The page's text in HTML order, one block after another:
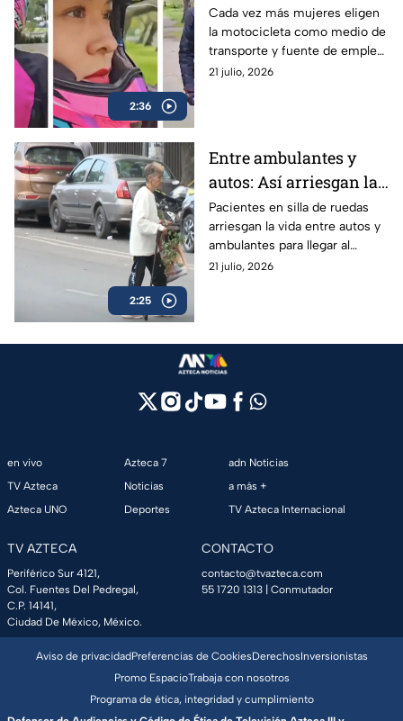
2:36
aliada de libertad,
empleo y seguridad
para las mujeres
Cada vez más mujeres eligen
la motocicleta como medio de
transporte y fuente de empleo,
encontrando libertad, ahorro y
21 julio, 2026
2:25
Entre ambulantes y
autos: Así arriesgan la
vida los pacientes con
movilidad limitada del
Hospital Juárez en
GAM
Pacientes en silla de ruedas
arriesgan la vida entre autos y
ambulantes para llegar al
Hospital Juárez; autoridades
21 julio, 2026
en vivo
TV Azteca
Azteca UNO
Azteca 7
Noticias
Deportes
adn Noticias
a más +
TV Azteca Internacional
TV AZTECA
Periférico Sur 4121,
Col. Fuentes Del Pedregal,
C.P. 14141,
Ciudad De México, México.
CONTACTO
contacto@tvazteca.com
55 1720 1313 | Conmutador
Aviso de privacidadPreferencias de CookiesDerechosInversionistas
Promo EspacioTrabaja con nosotros
Programa de ética, integridad y cumplimiento